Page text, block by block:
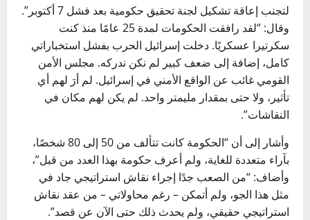
لتجنب إعاقة تشكيل لجنة تحقيق حكومية بعد فشل 7 أكتوبر”.
وقال: “لقد رافقت الحكومات لمدة 25 عامًا منذ كنت
سكرتيرا عسكريًا. دخلت إسرائيل الحرب بفشل استخباراتي
كامل، إضافة إلى ضعف كبير لم نكن ندركه. مجلس الأمن
القومي غائب عن الواقع الأمني في إسرائيل. لم أرَ لهم أي
تأثير، ولا حتى بمقدار مليمتر واحد. لم يكن لهم مكان في
النقاشات”.
وأشار إلى أن “الحكومة كانت تتألف من 50 إلى 80 شخصًا،
بآراء متعددة للغاية، ولم أعرف حكومة بهذا العدد من قبل”،
وأضاف: “من الصعب جدًا إجراء نقاش استراتيجي جاد في
مثل هذا الجو، ولم أتمكن – رغم محاولاتي – من عقد نقاش
استراتيجي حقيقي، ولم يحدث ذلك حتى الآن عن قصد”.